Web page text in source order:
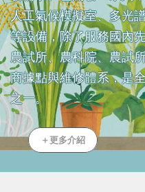
人工氣候模擬室、多光
等設備，除了服務國內
農試所、農科院、農試
商據點與維修體系，是
之一。
＋更多介紹